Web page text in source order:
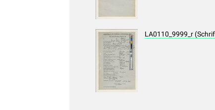
LA0110_9999_r